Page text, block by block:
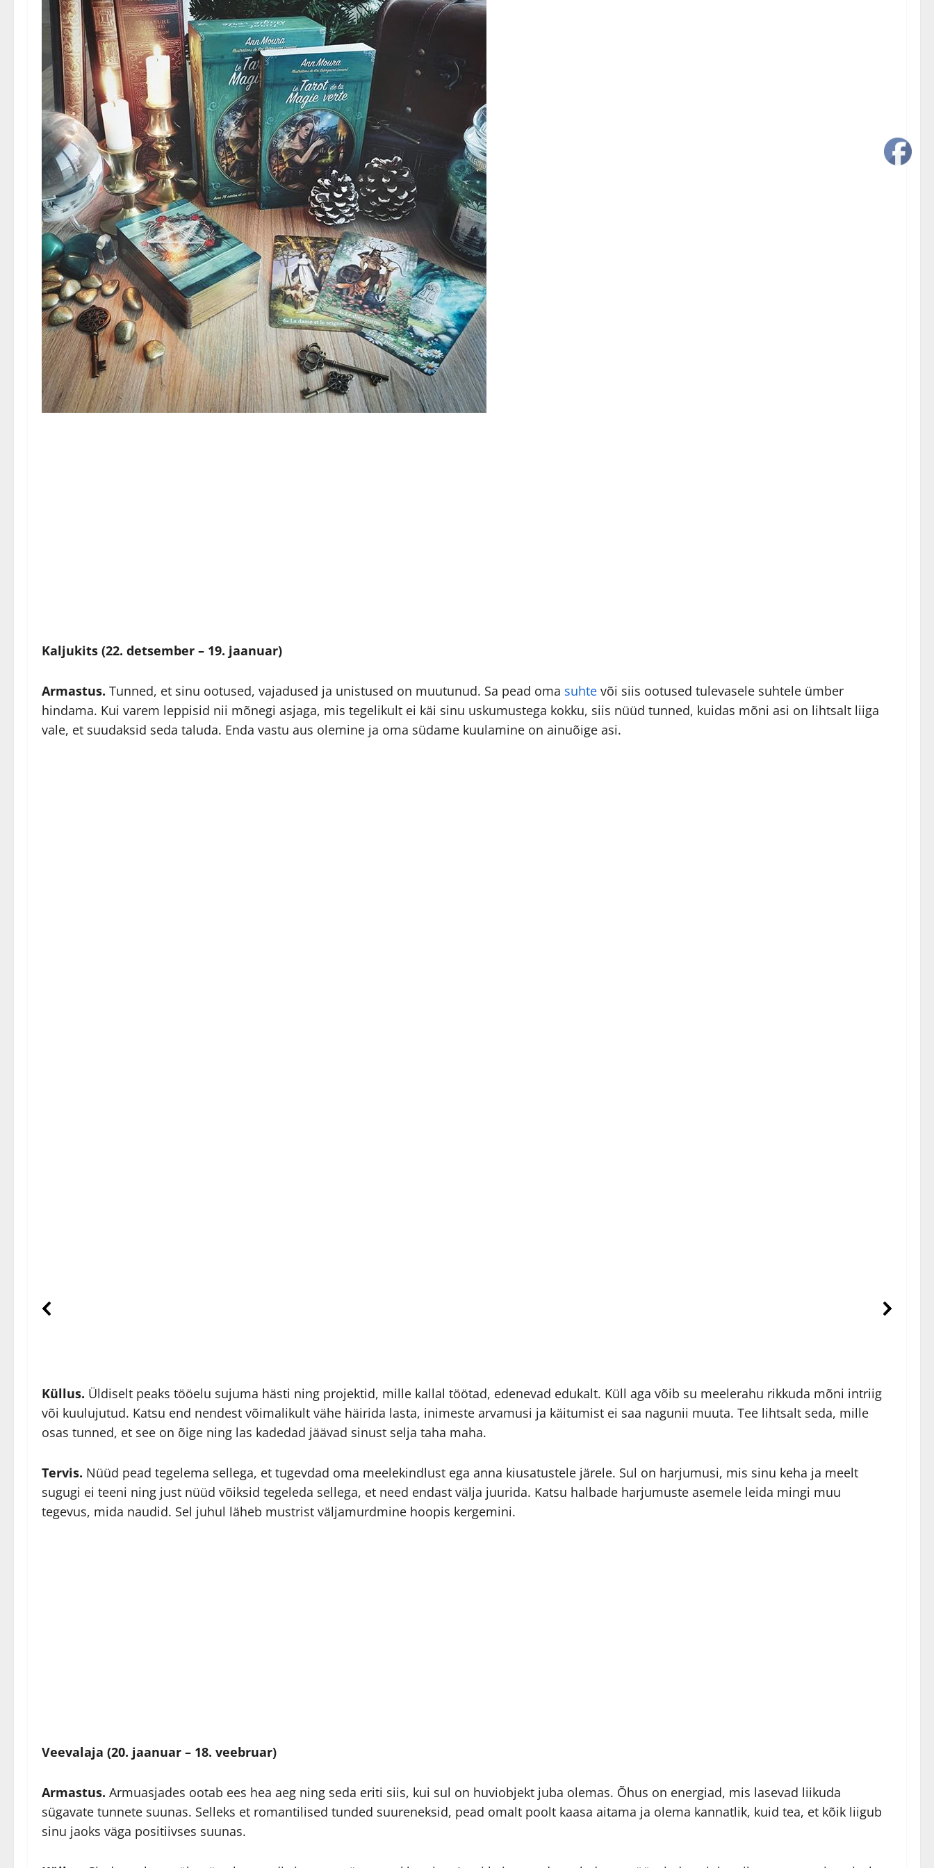
Kaljukits (22. detsember – 19. jaanuar)
Armastus. Tunned, et sinu ootused, vajadused ja unistused on muutunud. Sa pead oma suhte või siis ootused tulevasele suhtele ümber
hindama. Kui varem leppisid nii mõnegi asjaga, mis tegelikult ei käi sinu uskumustega kokku, siis nüüd tunned, kuidas mõni asi on lihtsalt liiga
vale, et suudaksid seda taluda. Enda vastu aus olemine ja oma südame kuulamine on ainuõige asi.
Küllus. Üldiselt peaks tööelu sujuma hästi ning projektid, mille kallal töötad, edenevad edukalt. Küll aga võib su meelerahu rikkuda mõni intriig
või kuulujutud. Katsu end nendest võimalikult vähe häirida lasta, inimeste arvamusi ja käitumist ei saa nagunii muuta. Tee lihtsalt seda, mille
osas tunned, et see on õige ning las kadedad jäävad sinust selja taha maha.
Tervis. Nüüd pead tegelema sellega, et tugevdad oma meelekindlust ega anna kiusatustele järele. Sul on harjumusi, mis sinu keha ja meelt
sugugi ei teeni ning just nüüd võiksid tegeleda sellega, et need endast välja juurida. Katsu halbade harjumuste asemele leida mingi muu
tegevus, mida naudid. Sel juhul läheb mustrist väljamurdmine hoopis kergemini.
Veevalaja (20. jaanuar – 18. veebruar)
Armastus. Armuasjades ootab ees hea aeg ning seda eriti siis, kui sul on huviobjekt juba olemas. Õhus on energiad, mis lasevad liikuda
sügavate tunnete suunas. Selleks et romantilised tunded suureneksid, pead omalt poolt kaasa aitama ja olema kannatlik, kuid tea, et kõik liigub
sinu jaoks väga positiivses suunas.